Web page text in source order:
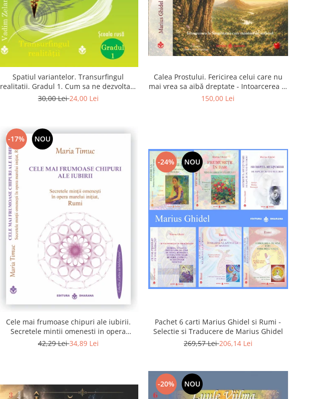
Spatiul variantelor. Transurfingul
realitatii. Gradul 1. Cum sa ne dezvoltam
intuitia si sa ne alegem soarta
30,00 Lei24,00 Lei
Calea Prostului. Fericirea celui care nu
mai vrea sa aibă dreptate - Intoarcerea la
Simplitatea care mantuieste sufletul
150,00 Lei
-17% NOU
Cele mai frumoase chipuri ale iubirii.
Secretele mintii omenesti in opera
marelui initiat, Rumi
42,29 Lei34,89 Lei
-24% NOU
Pachet 6 carti Marius Ghidel si Rumi -
Selectie si Traducere de Marius Ghidel
269,57 Lei206,14 Lei
-20% NOU